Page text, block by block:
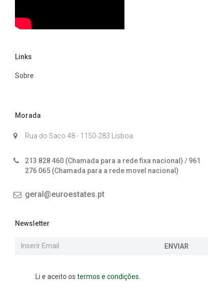
Links
Sobre
Morada
Rua do Saco 48 - 1150-283 Lisboa
213 828 460 (Chamada para a rede fixa nacional) / 961
276 065 (Chamada para a rede movel nacional)
geral@euroestates.pt
Newsletter
ENVIAR
Li e aceito os termos e condições.